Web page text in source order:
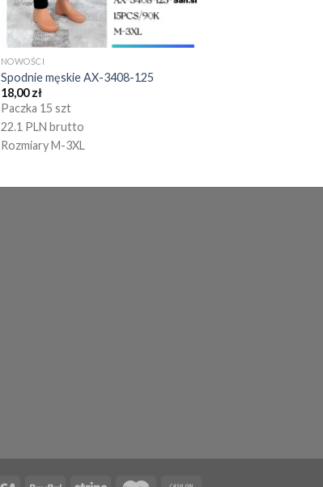
NOWOŚCI
Spodnie męskie AX-3408-125
18,00zł
Paczka 15 szt
22.1 PLN brutto
Rozmiary M-3XL